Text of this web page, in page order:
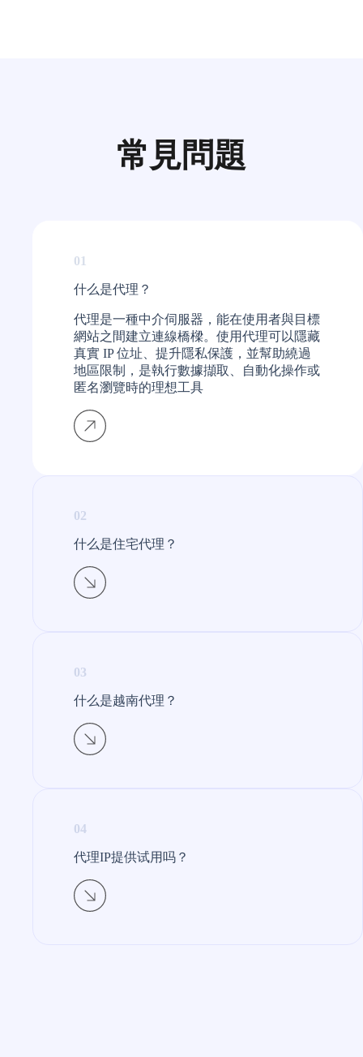
常見問題
01
什么是代理？​
代理是一種中介伺服器，能在使用者與目標
網站之間建立連線橋樑。使用代理可以隱藏
真實 IP 位址、提升隱私保護，並幫助繞過
地區限制，是執行數據擷取、自動化操作或
匿名瀏覽時的理想工具
02
什么是住宅代理？​
03
什么是越南代理？​
04
代理IP提供试用吗？​